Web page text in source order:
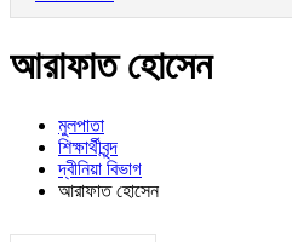
আরাফাত হোসেন
মুলপাতা
শিক্ষার্থীবৃন্দ
দ্বীনিয়া বিভাগ
আরাফাত হোসেন